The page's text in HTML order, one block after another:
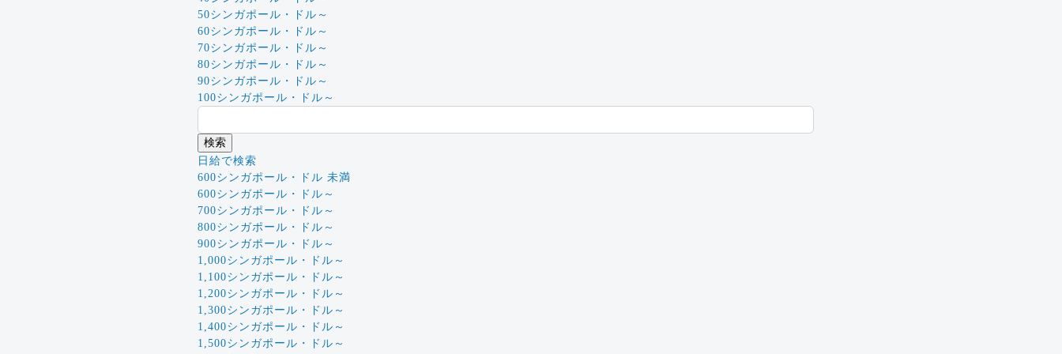
50シンガポール・ドル～
60シンガポール・ドル～
70シンガポール・ドル～
80シンガポール・ドル～
90シンガポール・ドル～
100シンガポール・ドル～
日給で検索
600シンガポール・ドル 未満
600シンガポール・ドル～
700シンガポール・ドル～
800シンガポール・ドル～
900シンガポール・ドル～
1,000シンガポール・ドル～
1,100シンガポール・ドル～
1,200シンガポール・ドル～
1,300シンガポール・ドル～
1,400シンガポール・ドル～
1,500シンガポール・ドル～